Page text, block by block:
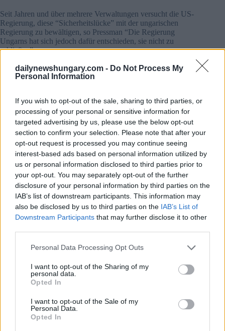
dailynewshungary.com - Do Not Process My
Personal Information
If you wish to opt-out of the sale, sharing to third parties, or
processing of your personal or sensitive information for
targeted advertising by us, please use the below opt-out
section to confirm your selection. Please note that after your
opt-out request is processed you may continue seeing
interest-based ads based on personal information utilized by
us or personal information disclosed to third parties prior to
your opt-out. You may separately opt-out of the further
disclosure of your personal information by third parties on the
IAB’s list of downstream participants. This information may
also be disclosed by us to third parties on the IAB’s List of
Downstream Participants that may further disclose it to other
Please note that this website/app uses one or more Google
not limited to your visit or usage behaviour. You may click to
grant or deny consent to Google and its third-party tags to
use your data for below specified purposes in below Google
consent section.
Personal Data Processing Opt Outs
I want to opt-out of the Sharing of my
personal data.
Opted In
I want to opt-out of the Sale of my
Personal Data.
Opted In
Seit Jahren und über mehrere Verwaltungen versucht die US-
Regierung, diese “Sicherheitslücke” mit der ungarischen
Regierung zu bewältigen, so Pressman “Die Regierung
Ungarns hat sich jedoch dafür entschieden, sie nicht zu
schließen”.
Laut Pressman „ist das ein wirklich unglücklicher Tag. „Das
ist nicht das ErgebnisVereinigten Staaten
teilnehmenden Länder, das von den Beschränkungen
betroffen ist.
Ausgewähltes Bild: Illustration (Pixabay)
hungrig knospenstig # reisen
vereinigte staaten
Leave a Reply
Your email address will not be published. Required fields are marked*
*
*
Add Comment *